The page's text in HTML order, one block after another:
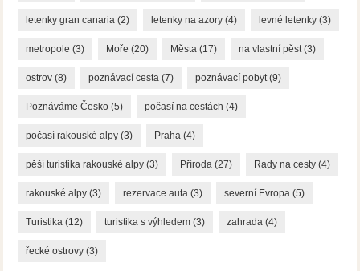
letenky gran canaria (2) letenky na azory (4) levné letenky (3)
metropole (3) Moře (20) Města (17) na vlastní pěst(3)
ostrov (8) poznávací cesta (7) poznávací pobyt(9)
Poznáváme Česko (5) počasí na cestách (4)
počasí rakouské alpy (3) Praha (4)
pěší turistika rakouské alpy (3) Příroda (27) Rady na cesty (4)
rakouské alpy (3) rezervace auta (3) severní Evropa (5)
Turistika (12) turistika s výhledem (3) zahrada (4)
řecké ostrovy (3)